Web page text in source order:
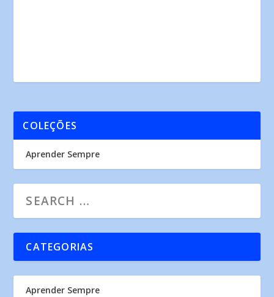
COLEÇÕES
Aprender Sempre
CATEGORIAS
Aprender Sempre